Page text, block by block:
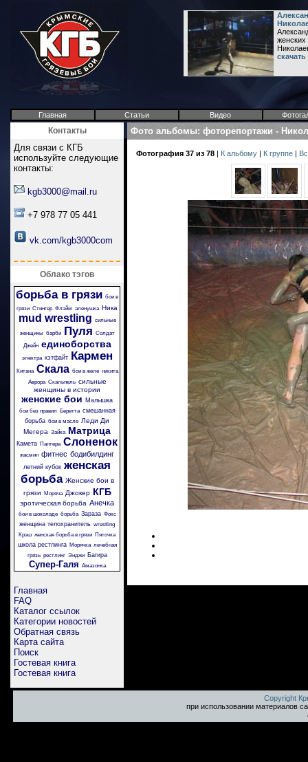
женских
Главная Статьи Видео
Контакты
Для связи с КГБ
используйте следующие
контакты:
kgb3000@mail.ru
+7 978 77 05 441
vk.com/kgb3000com
Облако тэгов
борьба в грязи бои в
грязи Стингер Флэйм аленушка Ника
mud wrestling сильные
женщины барби Пуля Солдат
Джейн единоборства
электра кэтфайт Кармен
Китана Скала бои в желе никита
Аврора Скальпель сильные
женщины в истории
женские бои Малышка
бои без правил Беретта смешанная
борьба бои в масле Леди Ди
Мегера Зайка Матрица
Камета Пантера Слоненок
жасмин фитнес бодибилдинг
летний кубок женская
борьба Женские бои в
грязи
Моряча Джокер КГБ
эротическая борьба Анечка
бои в шоколаде борьба Зараза Фокс
женщина телохранитель wrestling
Крэш женская борьба в грязи Пяточка
школа рестлинга Морячка лечебная
грязь рестлинг Энджи Багира
Супер-Галя Амазонка
Главная
FAQ
Каталог ссылок
Категории новостей
Обратная связь
Карта сайта
Поиск
Гостевая книга
Гостевая книга
Фото альбомы: фоторепортажи -
Фотография 37 из 78 | К альбому | К группе |
Copyright
при использовании материалов